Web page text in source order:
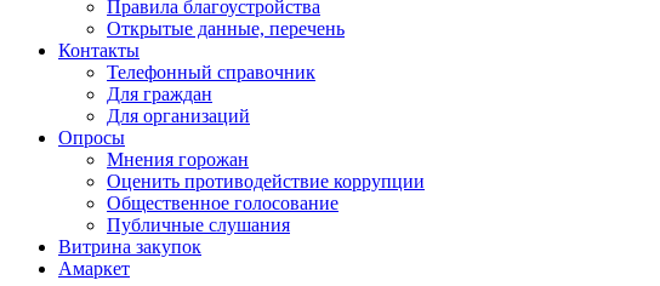
Правила благоустройства
Открытые данные, перечень
Контакты
Телефонный справочник
Для граждан
Для организаций
Опросы
Мнения горожан
Оценить противодействие коррупции
Общественное голосование
Публичные слушания
Витрина закупок
Амаркет